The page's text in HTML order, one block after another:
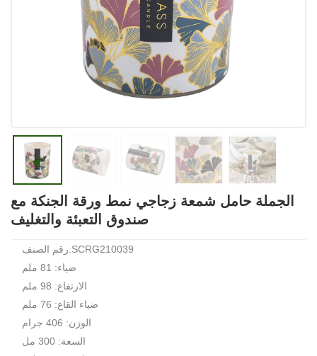
الجملة حامل شمعة زجاجي نمط ورقة الجنكة مع
صندوق التعبئة والتغليف
رقم الصنف:SCRG210039
ضياء: 81 ملم
الارتفاع: 98 ملم
ضياء القاع: 76 ملم
الوزن: 406 جرام
السعة: 300 مل